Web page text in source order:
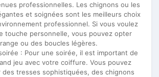
professionnelles. Les chignons ou les
et soignées sont les meilleurs choix
professionnel. Si vous voulez
touche personnelle, vous pouvez opter
ou des boucles légères.
: Pour une soirée, il est important de
jeu avec votre coiffure. Vous pouvez
tresses sophistiquées, des chignons